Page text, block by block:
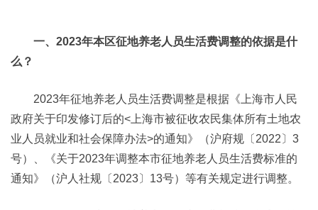
一、2023年本区征地养老人员生活费调整的依据是什
么？
2023年征地养老人员生活费调整是根据《上海市人民
政府关于印发修订后的<上海市被征收农民集体所有土地农
业人员就业和社会保障办法>的通知》（沪府规〔2022〕3
号）、《关于2023年调整本市征地养老人员生活费标准的
通知》（沪人社规〔2023〕13号）等有关规定进行调整。